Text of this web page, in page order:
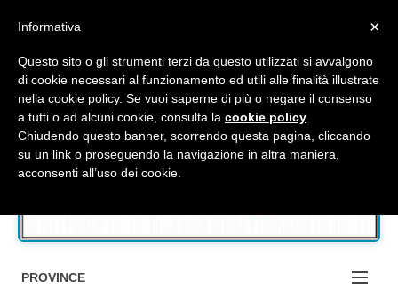
Accedi / Registrati
Contattaci
PROVINCE
×
Informativa
Questo sito o gli strumenti terzi da questo utilizzati si avvalgono
di cookie necessari al funzionamento ed utili alle finalità illustrate
nella cookie policy. Se vuoi saperne di più o negare il consenso
a tutti o ad alcuni cookie, consulta la cookie policy
Chiudendo questo banner, scorrendo questa pagina, cliccando
su un link o proseguendo la navigazione in altra maniera,
acconsenti all’uso dei cookie.